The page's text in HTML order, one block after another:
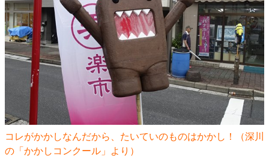
コレがかかしなんだから、たいていのものはかかし！（深川
の「かかしコンクール」より）